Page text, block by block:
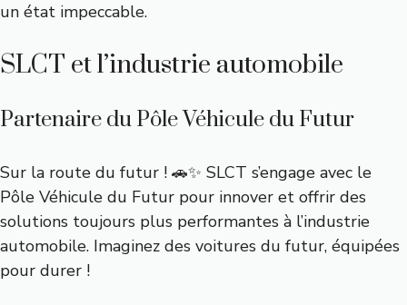
un état impeccable.
SLCT et l’industrie automobile
Partenaire du Pôle Véhicule du Futur
Sur la route du futur ! 🚗✨ SLCT s’engage avec le
Pôle Véhicule du Futur pour innover et offrir des
solutions toujours plus performantes à l’industrie
automobile. Imaginez des voitures du futur, équipées
pour durer !